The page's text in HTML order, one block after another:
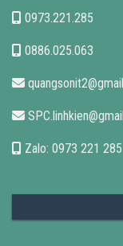
0973.221.285
0886.025.063
Zalo: 0973 221 285